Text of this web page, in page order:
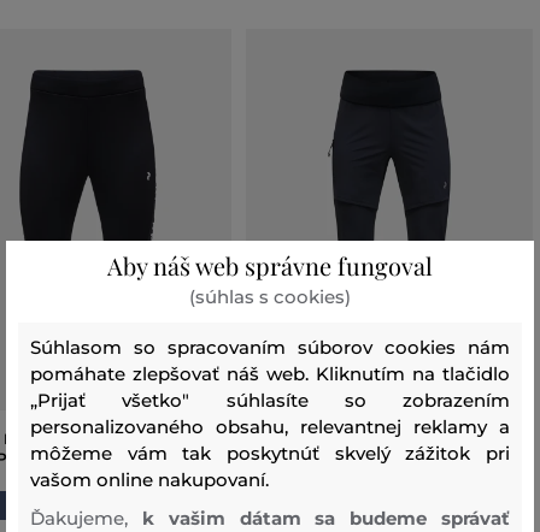
PEAK PERFORMANCE W
90 €
57,40 €
LEGÍNY PEAK PERFORMANCE W
WINDBLOCK STRETCH PANTS
112 ,40 €
Aby náš web správne fungoval
(súhlas s cookies)
Súhlasom so spracovaním súborov cookies nám
pomáhate zlepšovať náš web. Kliknutím na tlačidlo
„Prijať všetko" súhlasíte so zobrazením
personalizovaného obsahu, relevantnej reklamy a
môžeme vám tak poskytnúť skvelý zážitok pri
vašom online nakupovaní.
Ďakujeme, k vašim dátam sa budeme správať